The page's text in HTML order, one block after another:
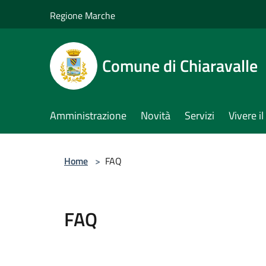
Regione Marche
Comune di Chiaravalle
Amministrazione Novità Servizi Vivere
Home > FAQ
FAQ